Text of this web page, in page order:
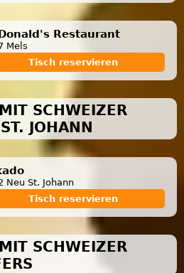
Restaurant
Mels
Tisch reservieren
SCHWEIZER
JOHANN
Neu St. Johann
Tisch reservieren
SCHWEIZER